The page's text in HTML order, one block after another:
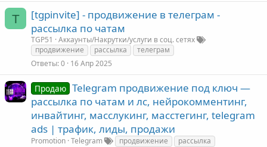
T
[tgpinvite] - продвижение в телеграм -
рассылка по чатам
TGP51
Аккаунты/Накрутки/услуги в соц. сетях
продвижение
рассылка
телеграм
Ответы 0 16 Апр 2025
Продаю Telegram продвижение под ключ —
рассылка по чатам и лс, нейрокомментинг,
инвайтинг, масслукинг, масстегинг, telegram
ads | трафик, лиды, продажи
Promotion Telegram продвижение
рассылка